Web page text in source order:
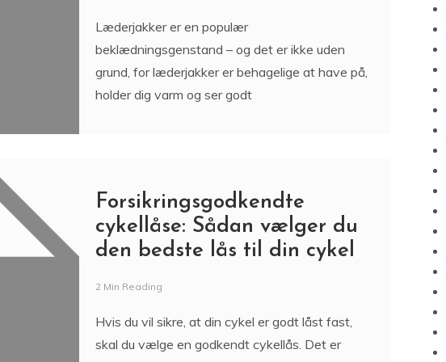
Forsikringsgodkendte
cykellåse: Sådan vælger du
Hvis du vil sikre, at din cykel er godt låst fast,
skal du vælge en godkendt cykellås. Det er
nemlig en garanti for, at låsen
Studentergaver 2022 – De